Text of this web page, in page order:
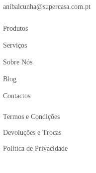
anibalcunha@supercasa.com.pt
Produtos
Serviços
Sobre Nós
Blog
Contactos
Termos e Condições
Devoluções e Trocas
Política de Privacidade